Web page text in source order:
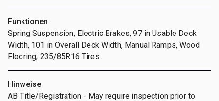
Funktionen
Spring Suspension, Electric Brakes, 97 in Usable Deck
Width, 101 in Overall Deck Width, Manual Ramps, Wood
Flooring, 235/85R16 Tires
Hinweise
AB Title/Registration - May require inspection prior to